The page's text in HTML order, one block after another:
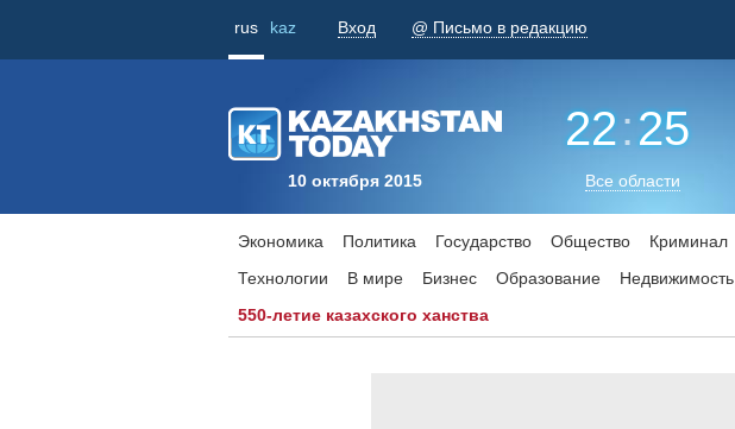
rus kaz Вход @ Письмо в редакцию
10 октября 2015
22:25
Все области
Экономика Политика Государство Общество Криминал
Технологии
В мире Бизнес Образование Недвижимость
550-летие казахского ханства